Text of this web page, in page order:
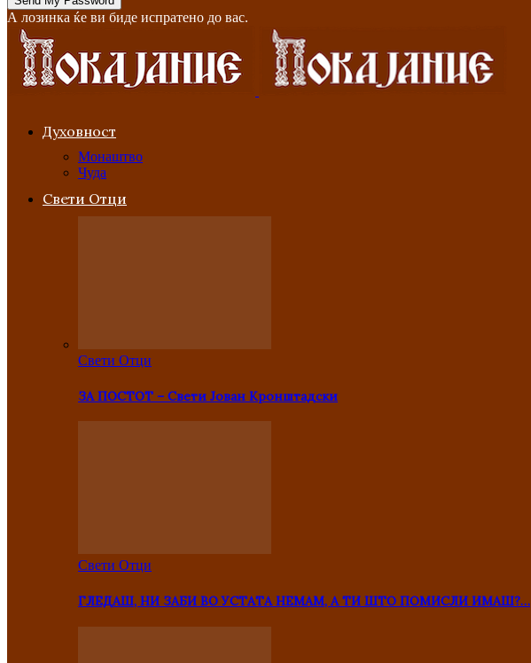
А лозинка ќе ви биде испратено до вас.
Духовност
Монаштво
Чуда
Свети Отци
Свети Отци
ЗА ПОСТОТ – Свети Јован Кронштадски
Свети Отци
ГЛЕДАШ, НИ ЗАБИ ВО УСТАТА НЕМАМ, А ТИ ШТО ПОМИСЛИ ИМАШ?…